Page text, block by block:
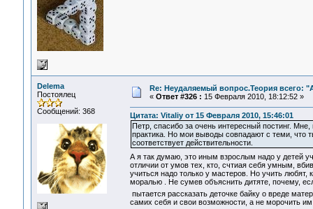
Delema
Постоялец
Сообщений: 368
Re: Неудаляемый вопрос.Теория всего:
« Ответ #326 : 15 Февраля 2010, 18:12:52 »
Цитата: Vitaliy от 15 Февраля 2010, 15:46:01
Петр, спасибо за очень интересный постинг.
практика. Но мои выводы совпадают с теми, что
соответствует действительности.
А я так думаю, это иным взрослым надо у детей
отличии от умов тех, кто, счтиая себя умным,
учиться надо только у мастеров. Но учить
моралью . Не сумев объяснить дитяте, почему,
пытается рассказать деточке байку о вреде
самих себя и свои возможности, а не морочить